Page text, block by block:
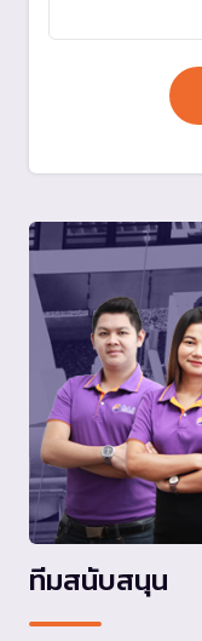
ทีมสนับสนุน